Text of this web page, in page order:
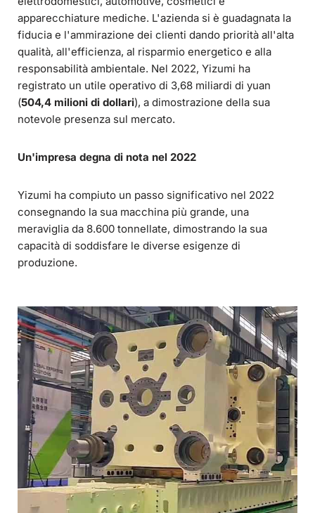
apparecchiature mediche. L'azienda si è guadagnata la
fiducia e l'ammirazione dei clienti dando priorità all'alta
qualità, all'efficienza, al risparmio energetico e alla
responsabilità ambientale. Nel 2022, Yizumi ha
registrato un utile operativo di 3,68 miliardi di yuan
(504,4 milioni di dollari), a dimostrazione della sua
notevole presenza sul mercato.
Un'impresa degna di nota nel 2022
Yizumi ha compiuto un passo significativo nel 2022
consegnando la sua macchina più grande, una
meraviglia da 8.600 tonnellate, dimostrando la sua
capacità di soddisfare le diverse esigenze di
produzione.